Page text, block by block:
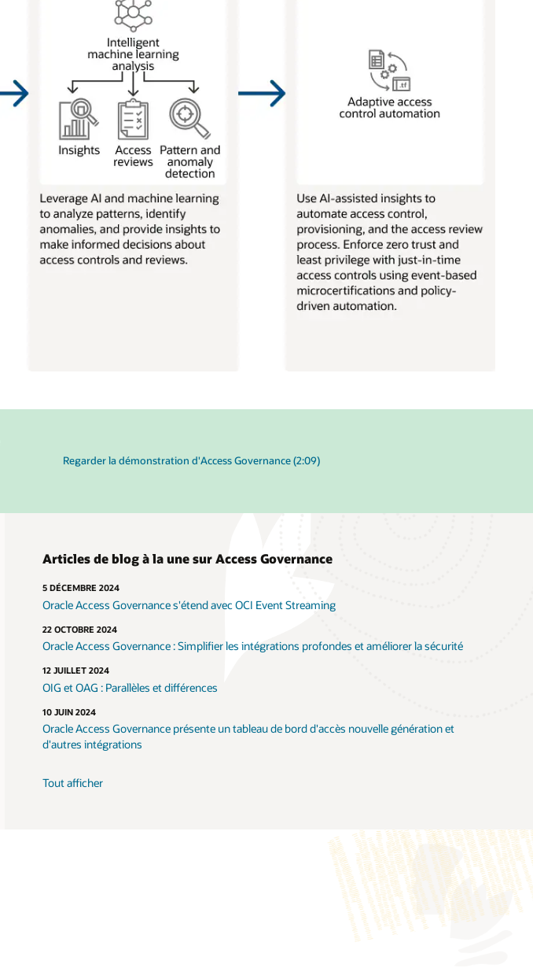
Regarder la démonstration d'Access Governance (2:09)
Articles de blog à la une sur Access Governance
5 DÉCEMBRE 2024
Oracle Access Governance s'étend avec OCI Event Streaming
22 OCTOBRE 2024
Oracle Access Governance : Simplifier les intégrations profondes et améliorer la sécurité
12 JUILLET 2024
OIG et OAG : Parallèles et différences
10 JUIN 2024
Oracle Access Governance présente un tableau de bord d'accès nouvelle génération et
d'autres intégrations
Tout afficher